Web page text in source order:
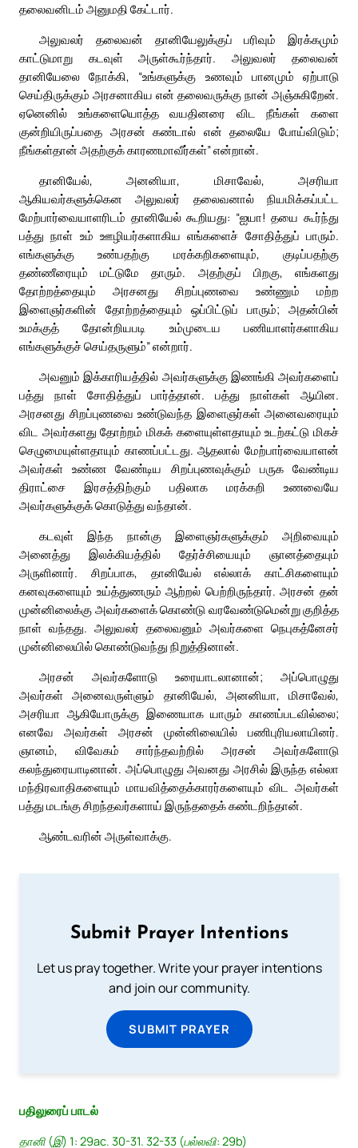
தலைவனிடம் அனுமதி கேட்டார்.
அலுவலர் தலைவன் தானியேலுக்குப் பரிவும் இரக்கமும்
காட்டுமாறு கடவுள் அருள்கூர்ந்தார். அலுவலர் தலைவன்
தானியேலை நோக்கி, “உங்களுக்கு உணவும் பானமும் ஏற்பாடு
செய்திருக்கும் அரசனாகிய என் தலைவருக்கு நான் அஞ்சுகிறேன்.
ஏனெனில் உங்களையொத்த வயதினரை விட நீங்கள் களை
குன்றியிருப்பதை அரசன் கண்டால் என் தலையே போய்விடும்;
நீங்கள்தான் அதற்குக் காரணமாவீர்கள்” என்றான்.
தானியேல், அனனியா, மிசாவேல், அசரியா
ஆகியவர்களுக்கென அலுவலர் தலைவனால் நியமிக்கப்பட்ட
மேற்பார்வையாளரிடம் தானியேல் கூறியது: “ஐயா! தயை கூர்ந்து
பத்து நாள் உம் ஊழியர்களாகிய எங்களைச் சோதித்துப் பாரும்.
எங்களுக்கு உண்பதற்கு மரக்கறிகளையும், குடிப்பதற்கு
தண்ணீரையும் மட்டுமே தாரும். அதற்குப் பிறகு, எங்களது
தோற்றத்தையும் அரசனது சிறப்புணவை உண்ணும் மற்ற
இளைஞர்களின் தோற்றத்தையும் ஒப்பிட்டுப் பாரும்; அதன்பின்
உமக்குத் தோன்றியபடி உம்முடைய பணியாளர்களாகிய
எங்களுக்குச் செய்தருளும்” என்றார்.
அவனும் இக்காரியத்தில் அவர்களுக்கு இணங்கி அவர்களைப்
பத்து நாள் சோதித்துப் பார்த்தான். பத்து நாள்கள் ஆயின.
அரசனது சிறப்புணவை உண்டுவந்த இளைஞர்கள் அனைவரையும்
விட அவர்களது தோற்றம் மிகக் களையுள்ளதாயும் உடற்கட்டு மிகச்
செழுமையுள்ளதாயும் காணப்பட்டது. ஆதலால் மேற்பார்வையாளன்
அவர்கள் உண்ண வேண்டிய சிறப்புணவுக்கும் பருக வேண்டிய
திராட்சை இரசத்திற்கும் பதிலாக மரக்கறி உணவையே
அவர்களுக்குக் கொடுத்து வந்தான்.
கடவுள் இந்த நான்கு இளைஞர்களுக்கும் அறிவையும்
அனைத்து இலக்கியத்தில் தேர்ச்சியையும் ஞானத்தையும்
அருளினார். சிறப்பாக, தானியேல் எல்லாக் காட்சிகளையும்
கனவுகளையும் உய்த்துணரும் ஆற்றல் பெற்றிருந்தார். அரசன் தன்
முன்னிலைக்கு அவர்களைக் கொண்டு வரவேண்டுமென்று குறித்த
நாள் வந்தது. அலுவலர் தலைவனும் அவர்களை நெபுகத்னேசர்
முன்னிலையில் கொண்டுவந்து நிறுத்தினான்.
அரசன் அவர்களோடு உரையாடலானான்; அப்பொழுது
அவர்கள் அனைவருள்ளும் தானியேல், அனனியா, மிசாவேல்,
அசரியா ஆகியோருக்கு இணையாக யாரும் காணப்படவில்லை;
எனவே அவர்கள் அரசன் முன்னிலையில் பணிபுரியலாயினர்.
ஞானம், விவேகம் சார்ந்தவற்றில் அரசன் அவர்களோடு
கலந்துரையாடினான். அப்பொழுது அவனது அரசில் இருந்த எல்லா
மந்திரவாதிகளையும் மாயவித்தைக்காரர்களையும் விட அவர்கள்
பத்து மடங்கு சிறந்தவர்களாய் இருந்ததைக் கண்டறிந்தான்.
ஆண்டவரின் அருள்வாக்கு.
Submit Prayer Intentions
Let us pray together. Write your prayer intentions
and join our community.
SUBMIT PRAYER
பதிலுரைப் பாடல்
தானி (இ) 1: 29ac. 30-31. 32-33 (பல்லவி: 29b)